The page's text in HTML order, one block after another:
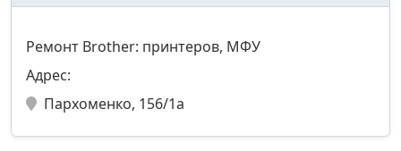
Ремонт Brother: принтеров, МФУ
Адрес:
Пархоменко, 156/1а